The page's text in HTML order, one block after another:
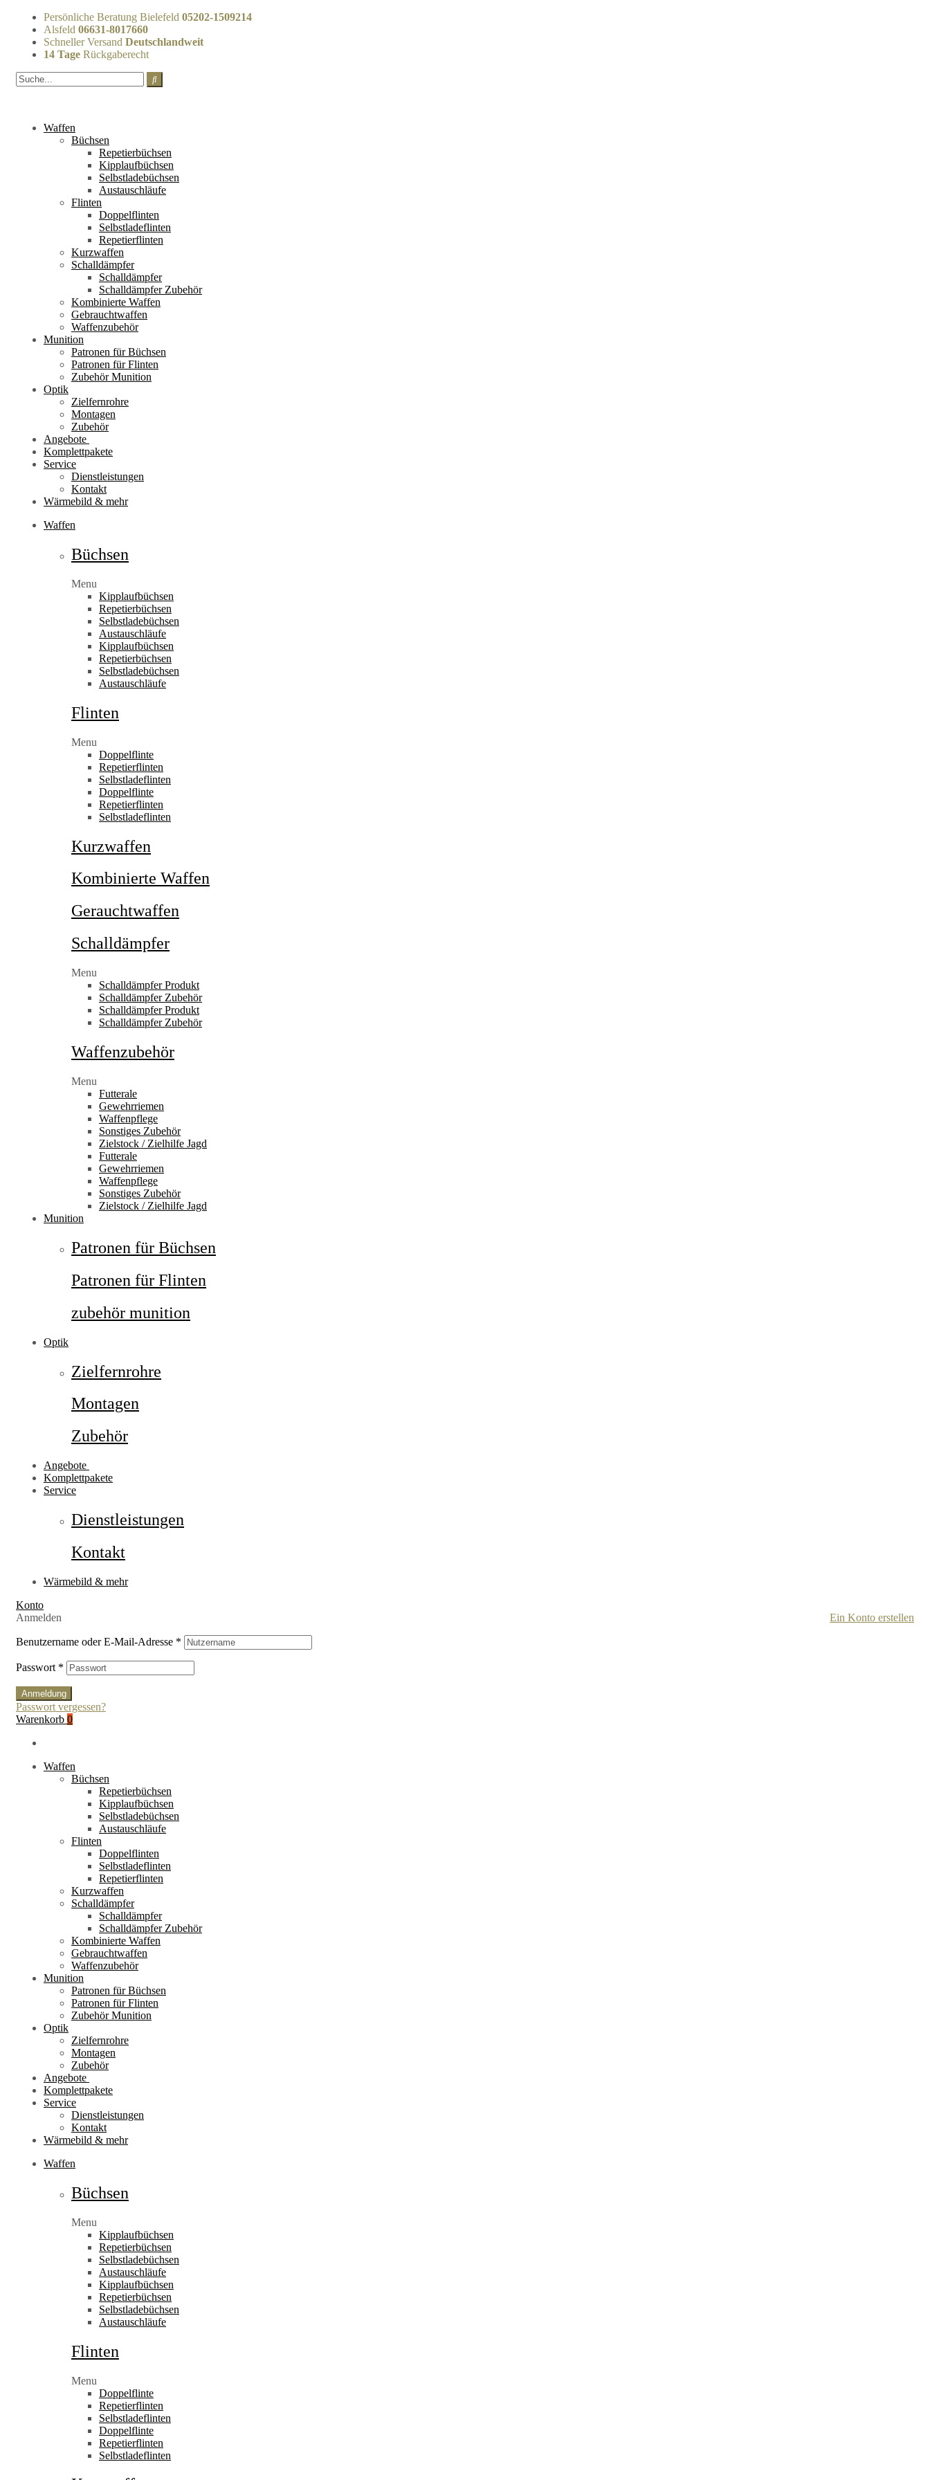
Persönliche Beratung Bielefeld 05202-1509214
Alsfeld 06631-8017660
Schneller Versand Deutschlandweit
14 Tage Rückgaberecht
Waffen
Büchsen
Repetierbüchsen
Kipplaufbüchsen
Selbstladebüchsen
Austauschläufe
Flinten
Doppelflinten
Selbstladeflinten
Repetierflinten
Kurzwaffen
Schalldämpfer
Schalldämpfer
Schalldämpfer Zubehör
Kombinierte Waffen
Gebrauchtwaffen
Waffenzubehör
Munition
Patronen für Büchsen
Patronen für Flinten
Zubehör Munition
Optik
Zielfernrohre
Montagen
Zubehör
Angebote
Komplettpakete
Service
Dienstleistungen
Kontakt
Wärmebild & mehr
Waffen
Büchsen
Menu
Kipplaufbüchsen
Repetierbüchsen
Selbstladebüchsen
Austauschläufe
Kipplaufbüchsen
Repetierbüchsen
Selbstladebüchsen
Austauschläufe
Flinten
Menu
Doppelflinte
Repetierflinten
Selbstladeflinten
Doppelflinte
Repetierflinten
Selbstladeflinten
Kurzwaffen
Kombinierte Waffen
Gerauchtwaffen
Schalldämpfer
Menu
Schalldämpfer Produkt
Schalldämpfer Zubehör
Schalldämpfer Produkt
Schalldämpfer Zubehör
Waffenzubehör
Menu
Futterale
Gewehrriemen
Waffenpflege
Sonstiges Zubehör
Zielstock / Zielhilfe Jagd
Futterale
Gewehrriemen
Waffenpflege
Sonstiges Zubehör
Zielstock / Zielhilfe Jagd
Munition
Patronen für Büchsen
Patronen für Flinten
zubehör munition
Optik
Zielfernrohre
Montagen
Zubehör
Angebote
Komplettpakete
Service
Dienstleistungen
Kontakt
Wärmebild & mehr
Konto
Anmelden
Ein Konto erstellen
Benutzername oder E-Mail-Adresse *
Passwort *
Anmeldung
Passwort vergessen?
Warenkorb 0
Waffen
Büchsen
Repetierbüchsen
Kipplaufbüchsen
Selbstladebüchsen
Austauschläufe
Flinten
Doppelflinten
Selbstladeflinten
Repetierflinten
Kurzwaffen
Schalldämpfer
Schalldämpfer
Schalldämpfer Zubehör
Kombinierte Waffen
Gebrauchtwaffen
Waffenzubehör
Munition
Patronen für Büchsen
Patronen für Flinten
Zubehör Munition
Optik
Zielfernrohre
Montagen
Zubehör
Angebote
Komplettpakete
Service
Dienstleistungen
Kontakt
Wärmebild & mehr
Waffen
Büchsen
Menu
Kipplaufbüchsen
Repetierbüchsen
Selbstladebüchsen
Austauschläufe
Kipplaufbüchsen
Repetierbüchsen
Selbstladebüchsen
Austauschläufe
Flinten
Menu
Doppelflinte
Repetierflinten
Selbstladeflinten
Doppelflinte
Repetierflinten
Selbstladeflinten